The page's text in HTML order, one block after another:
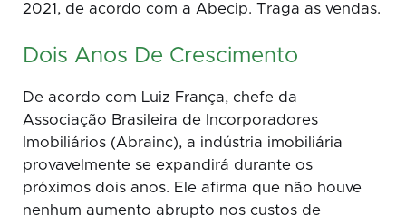
2021, de acordo com a Abecip. Traga as vendas.
Dois Anos De Crescimento
De acordo com Luiz França, chefe da
Associação Brasileira de Incorporadores
Imobiliários (Abrainc), a indústria imobiliária
provavelmente se expandirá durante os
próximos dois anos. Ele afirma que não houve
nenhum aumento abrupto nos custos de